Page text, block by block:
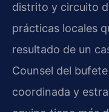
distrito y circuito
prácticas locales
resultado de un
Counsel del
coordinada y